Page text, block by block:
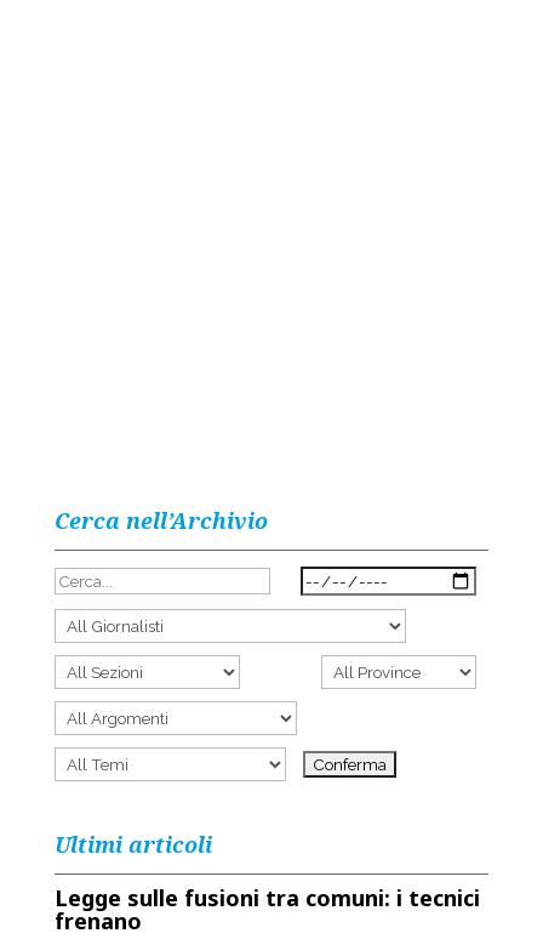
Cerca nell’Archivio
Ultimi articoli
Legge sulle fusioni tra comuni: i tecnici
frenano